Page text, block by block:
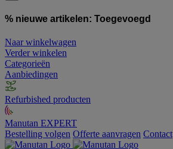
% nieuwe artikelen: Toegevoegd
Naar winkelwagen
Verder winkelen
Categorieën
Aanbiedingen
Refurbished producten
Manutan EXPERT
Bestelling volgen Offerte aanvragen Contact